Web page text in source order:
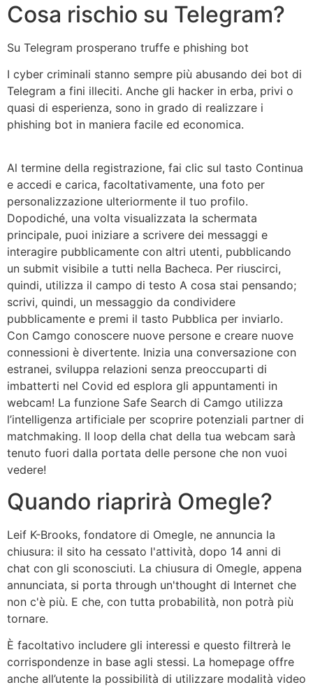
Cosa rischio su Telegram?
Su Telegram prosperano truffe e phishing bot
I cyber criminali stanno sempre più abusando dei bot di
Telegram a fini illeciti. Anche gli hacker in erba, privi o
quasi di esperienza, sono in grado di realizzare i
phishing bot in maniera facile ed economica.
Al termine della registrazione, fai clic sul tasto Continua
e accedi e carica, facoltativamente, una foto per
personalizzazione ulteriormente il tuo profilo.
Dopodiché, una volta visualizzata la schermata
principale, puoi iniziare a scrivere dei messaggi e
interagire pubblicamente con altri utenti, pubblicando
un submit visibile a tutti nella Bacheca. Per riuscirci,
quindi, utilizza il campo di testo A cosa stai pensando;
scrivi, quindi, un messaggio da condividere
pubblicamente e premi il tasto Pubblica per inviarlo.
Con Camgo conoscere nuove persone e creare nuove
connessioni è divertente. Inizia una conversazione con
estranei, sviluppa relazioni senza preoccuparti di
imbatterti nel Covid ed esplora gli appuntamenti in
webcam! La funzione Safe Search di Camgo utilizza
l’intelligenza artificiale per scoprire potenziali partner di
matchmaking. Il loop della chat della tua webcam sarà
tenuto fuori dalla portata delle persone che non vuoi
vedere!
Quando riaprirà Omegle?
Leif K-Brooks, fondatore di Omegle, ne annuncia la
chiusura: il sito ha cessato l'attività, dopo 14 anni di
chat con gli sconosciuti. La chiusura di Omegle, appena
annunciata, si porta through un'thought di Internet che
non c'è più. E che, con tutta probabilità, non potrà più
tornare.
È facoltativo includere gli interessi e questo filtrerà le
corrispondenze in base agli stessi. La homepage offre
anche all’utente la possibilità di utilizzare modalità video